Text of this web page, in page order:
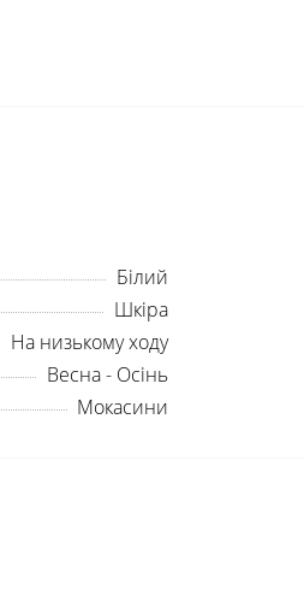
Білий
Шкіра
На низькому ходу
Весна - Осінь
Мокасини